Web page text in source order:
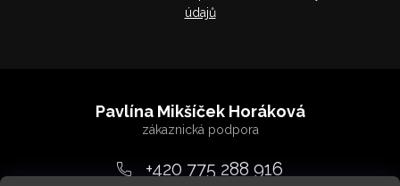
údajů
a
Pavlína Mikšíček Horáková
+420 775 288 916